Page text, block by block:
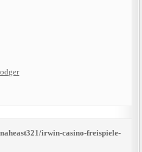
irwin-casino-freispiele-